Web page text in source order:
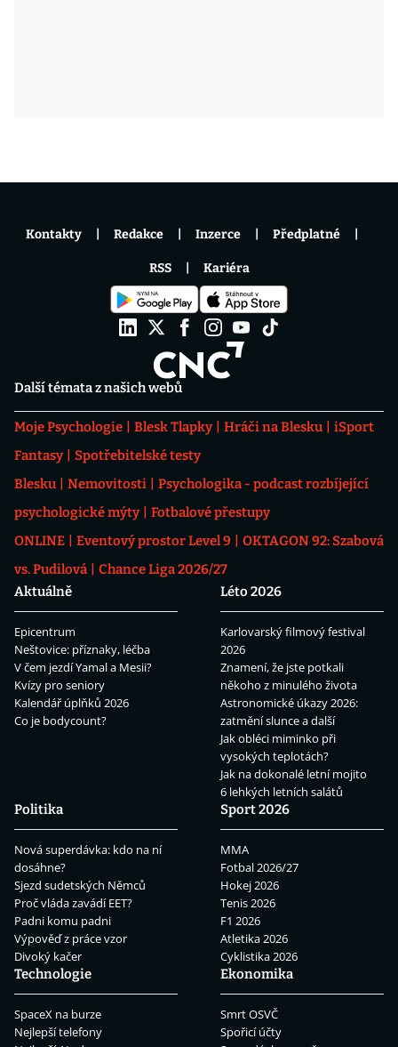
Další témata z našich webů
Moje Psychologie Blesk Tlapky Hráči na Blesku
iSport
Fantasy
Spotřebitelské testy
Blesku
Nemovitosti
Psychologika - podcast rozbíjející
psychologické mýty
Fotbalové přestupy
ONLINE
Eventový prostor Level 9
OKTAGON 92: Szabová
vs. Pudilová
Chance Liga 2026/27
Aktuálně
Epicentrum
Neštovice: příznaky, léčba
V čem jezdí Yamal a Mesii?
Kvízy pro seniory
Kalendář úplňků 2026
Co je bodycount?
Léto 2026
Karlovarský filmový festival
2026
Znamení, že jste potkali
někoho z minulého života
Astronomické úkazy 2026:
zatmění slunce a další
Jak obléci miminko při
vysokých teplotách?
Jak na dokonalé letní mojito
6 lehkých letních salátů
Politika
Nová superdávka: kdo na ní
dosáhne?
Sjezd sudetských Němců
Proč vláda zavádí EET?
Padni komu padni
Výpověď z práce vzor
Divoký kačer
Sport 2026
MMA
Fotbal 2026/27
Hokej 2026
Tenis 2026
F1 2026
Atletika 2026
Cyklistika 2026
Technologie
SpaceX na burze
Nejlepší telefony
Ekonomika
Smrt OSVČ
Spořicí účty
Kontakty Redakce Inzerce Předplatné
RSS Kariéra